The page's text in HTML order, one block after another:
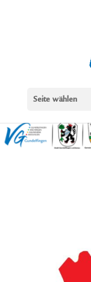
Seite wählen